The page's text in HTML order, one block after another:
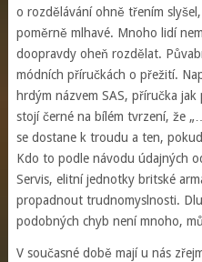
o rozdělávání ohně třením
poměrně mlhavé. Mnoho lidí
doopravdy oheň rozdělat.
módních příručkách o přežití.
hrdým názvem SAS, příručka
stojí černé na bílém tvrzení, že
se dostane k troudu a ten,
Kdo to podle návodu údajných
Servis, elitní jednotky britské
propadnout trudnomyslnosti.
podobných chyb není mnoho,
V současné době mají u nás